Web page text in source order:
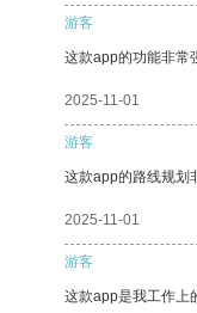
游客
这款app的功能非常
2025-11-01
游客
这款app的路线规划
2025-11-01
游客
这款app是我工作上